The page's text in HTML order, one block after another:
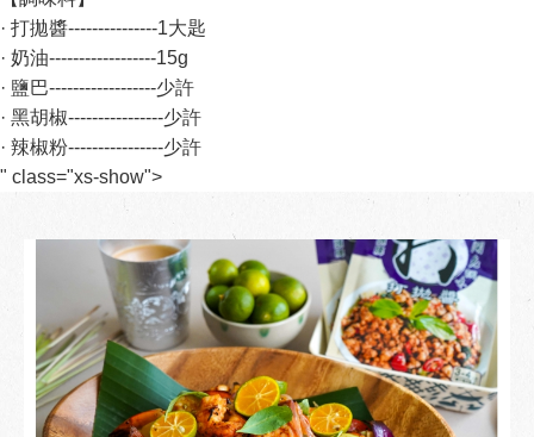
· 打拋醬---------------1大匙
· 奶油------------------15g
· 鹽巴------------------少許
· 黑胡椒----------------少許
· 辣椒粉----------------少許
" class="xs-show">